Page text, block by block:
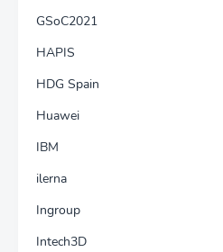
GSoC2021
HAPIS
HDG Spain
Huawei
IBM
ilerna
Ingroup
Intech3D